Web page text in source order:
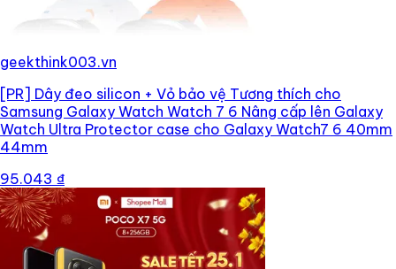
geekthink003.vn
[PR] Dây đeo silicon + Vỏ bảo vệ Tương thích cho
Samsung Galaxy Watch Watch 7 6 Nâng cấp lên Galaxy
Watch Ultra Protector case cho Galaxy Watch7 6 40mm
44mm
95.043 ₫